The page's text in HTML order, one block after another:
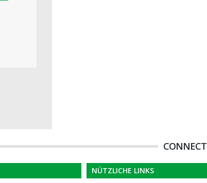
CONNECT
NÜTZLICHE LINKS